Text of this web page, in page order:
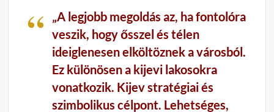
„A legjobb megoldás az, ha fontolóra
veszik, hogy ősszel és télen
ideiglenesen elköltöznek a városból.
Ez különösen a kijevi lakosokra
vonatkozik. Kijev stratégiai és
szimbolikus célpont. Lehetséges,